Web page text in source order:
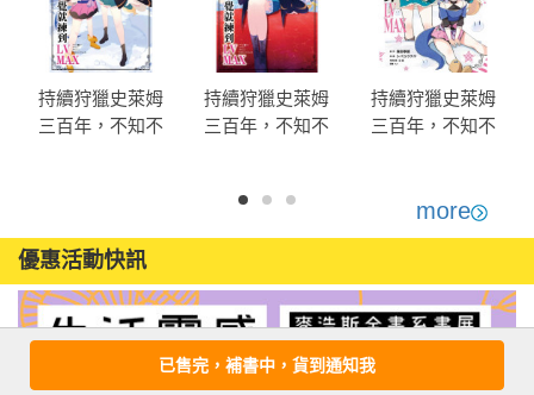
持續狩獵史萊姆
三百年，不知不
持續狩獵史萊姆
三百年，不知不
持續狩獵史萊姆
三百年，不知不
more
優惠活動快訊
已售完，補書中，貨到通知我